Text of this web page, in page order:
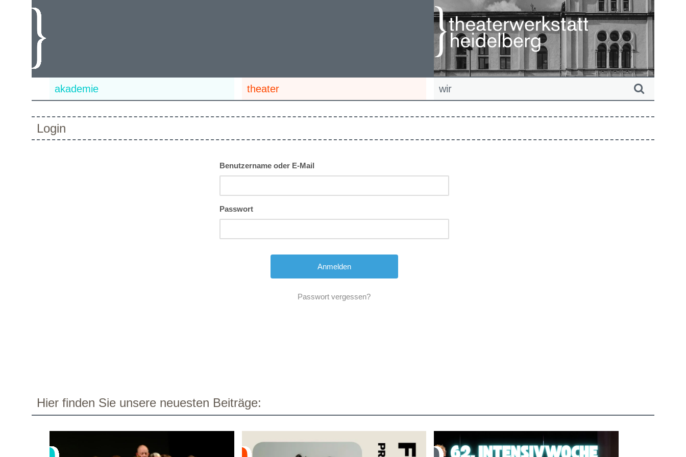
akademie theater wir
Login
Benutzername oder E-Mail
Passwort
Passwort vergessen?
Hier finden Sie unsere neuesten Beiträge: